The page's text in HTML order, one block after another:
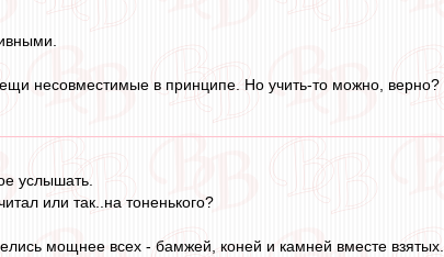
несовместимые в принципе. Но учить-то можно, верно?
услышать.
или так..на тоненького?
мощнее всех - бамжей, коней и камней вместе взятых.